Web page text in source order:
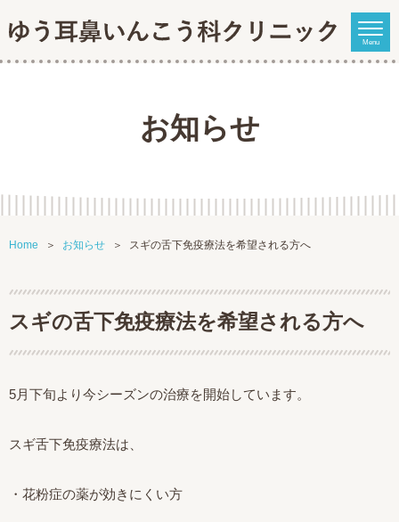
Menu
お知らせ
Home お知らせ スギの舌下免疫療法を希望される方へ
スギの舌下免疫療法を希望される方へ
5月下旬より今シーズンの治療を開始しています。
スギ舌下免疫療法は、
・花粉症の薬が効きにくい方